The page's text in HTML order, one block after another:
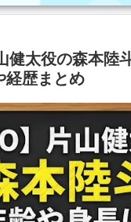
健太役の森本陸
経歴まとめ